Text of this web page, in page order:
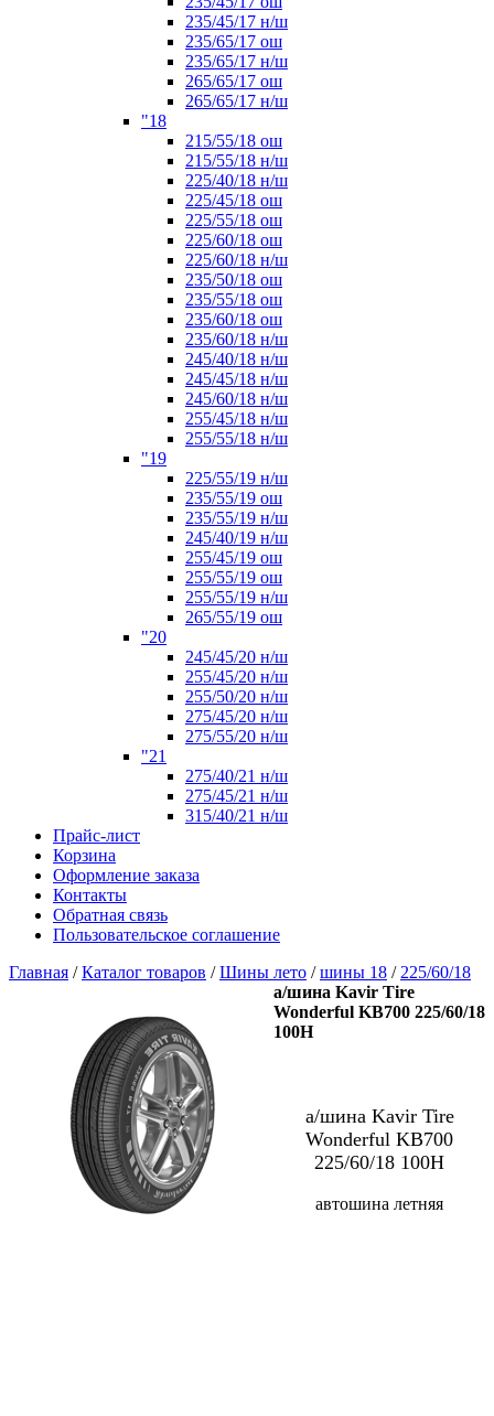
235/45/17 н/ш
235/65/17 ош
235/65/17 н/ш
265/65/17 ош
265/65/17 н/ш
"18
215/55/18 ош
215/55/18 н/ш
225/40/18 н/ш
225/45/18 ош
225/55/18 ош
225/60/18 ош
225/60/18 н/ш
235/50/18 ош
235/55/18 ош
235/60/18 ош
235/60/18 н/ш
245/40/18 н/ш
245/45/18 н/ш
245/60/18 н/ш
255/45/18 н/ш
255/55/18 н/ш
"19
225/55/19 н/ш
235/55/19 ош
235/55/19 н/ш
245/40/19 н/ш
255/45/19 ош
255/55/19 ош
255/55/19 н/ш
265/55/19 ош
"20
245/45/20 н/ш
255/45/20 н/ш
255/50/20 н/ш
275/45/20 н/ш
275/55/20 н/ш
"21
275/40/21 н/ш
275/45/21 н/ш
315/40/21 н/ш
Прайс-лист
Корзина
Оформление заказа
Контакты
Обратная связь
Пользовательское соглашение
Главная /Каталог товаров /Шины лето /шины 18 / 225/60/18
а/шина Kavir Tire
Wonderful KB700 225/60/18
100H
а/шина Kavir Tire
Wonderful KB700
225/60/18 100H
автошина летняя